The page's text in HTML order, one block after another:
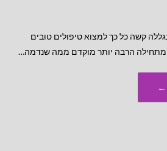
קשה כל כך למצוא טיפולים טובים
מתחילה הרבה יותר מוקדם ממה שנדמה…